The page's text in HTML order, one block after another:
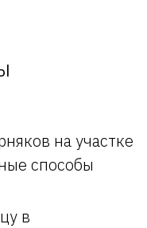
на участке
способы
в